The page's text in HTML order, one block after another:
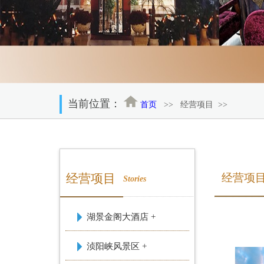
当前位置： 首页 >> 经营项目 >>
经营项目 Stories
湖景金阁大酒店 +
浈阳峡风景区 +
经营项